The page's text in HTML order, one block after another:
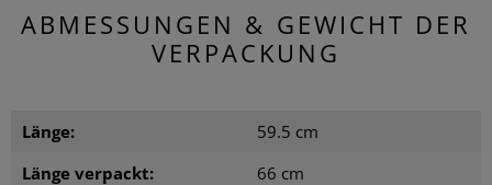
ABMESSUNGEN & GEWICHT DER
VERPACKUNG
Länge:
59.5 cm
Länge verpackt:
66 cm